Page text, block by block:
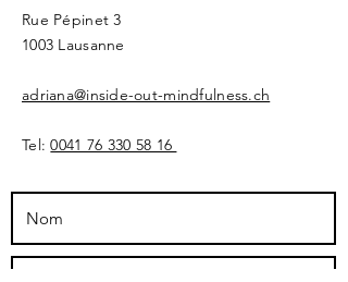
​Rue Pépinet 3
1003 Lausanne
adriana@inside-out-mindfulness.ch
Tel:0041 76 330 58 16